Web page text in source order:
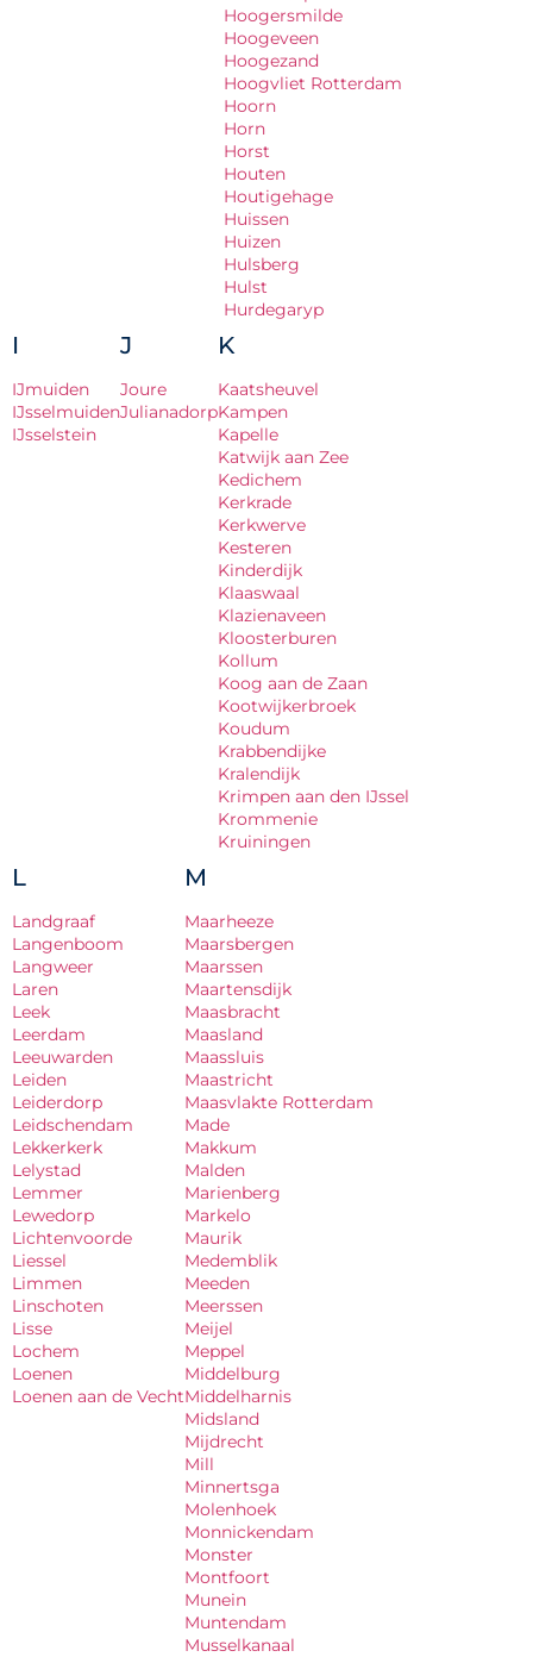
Hoogersmilde
Hoogeveen
Hoogezand
Hoogvliet Rotterdam
Hoorn
Horn
Horst
Houten
Houtigehage
Huissen
Huizen
Hulsberg
Hulst
Hurdegaryp
I
IJmuiden
IJsselmuiden
IJsselstein
J
Joure
Julianadorp
K
Kaatsheuvel
Kampen
Kapelle
Katwijk aan Zee
Kedichem
Kerkrade
Kerkwerve
Kesteren
Kinderdijk
Klaaswaal
Klazienaveen
Kloosterburen
Kollum
Koog aan de Zaan
Kootwijkerbroek
Koudum
Krabbendijke
Kralendijk
Krimpen aan den IJssel
Krommenie
Kruiningen
L
Landgraaf
Langenboom
Langweer
Laren
Leek
Leerdam
Leeuwarden
Leiden
Leiderdorp
Leidschendam
Lekkerkerk
Lelystad
Lemmer
Lewedorp
Lichtenvoorde
Liessel
Limmen
Linschoten
Lisse
Lochem
Loenen
Loenen aan de Vecht
M
Maarheeze
Maarsbergen
Maarssen
Maartensdijk
Maasbracht
Maasland
Maassluis
Maastricht
Maasvlakte Rotterdam
Made
Makkum
Malden
Marienberg
Markelo
Maurik
Medemblik
Meeden
Meerssen
Meijel
Meppel
Middelburg
Middelharnis
Midsland
Mijdrecht
Mill
Minnertsga
Molenhoek
Monnickendam
Monster
Montfoort
Munein
Muntendam
Musselkanaal